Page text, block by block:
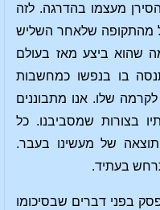
מעצמו בהדרגה. לזה
מהתקופה שלאחר השליש
שהוא ביצע מאז בעולם
בו בנפשו כמחשבות
שלו. אנו מתבוננים
בצורות שמסביבנו. כל
של מעשינו בעבר.
בעתיד.
בפני דברים שבסיכומו